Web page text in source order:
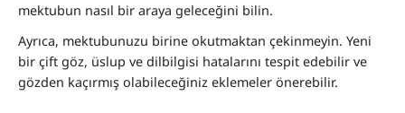
mektubun nasıl bir araya geleceğini bilin.
Ayrıca, mektubunuzu birine okutmaktan çekinmeyin. Yeni
bir çift göz, üslup ve dilbilgisi hatalarını tespit edebilir ve
gözden kaçırmış olabileceğiniz eklemeler önerebilir.